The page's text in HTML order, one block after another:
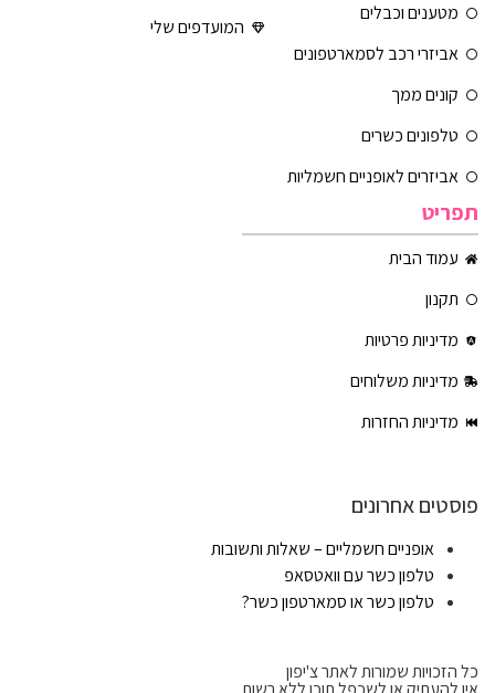
מטענים וכבלים
אביזרי רכב לסמארטפונים
קונים ממך
טלפונים כשרים
אביזרים לאופניים חשמליות
המועדפים שלי
תפריט
עמוד הבית
תקנון
מדיניות פרטיות
מדיניות משלוחים
מדיניות החזרות
פוסטים אחרונים
אופניים חשמליים – שאלות ותשובות
טלפון כשר עם וואטסאפ
טלפון כשר או סמארטפון כשר?
כל הזכויות שמורות לאתר צ'יפון